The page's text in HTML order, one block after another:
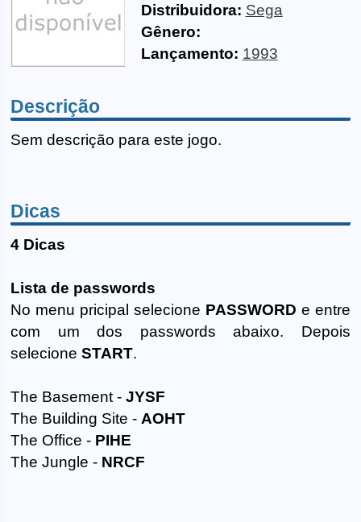
Distribuidora: Sega
Gênero:
Lançamento: 1993
Descrição
Sem descrição para este jogo.
Dicas
4 Dicas
Lista de passwords
No menu pricipal selecione PASSWORD e entre
com um dos passwords abaixo. Depois
selecioneSTART.
The Basement -JYSF
The Building Site -AOHT
The Office - PIHE
The Jungle - NRCF